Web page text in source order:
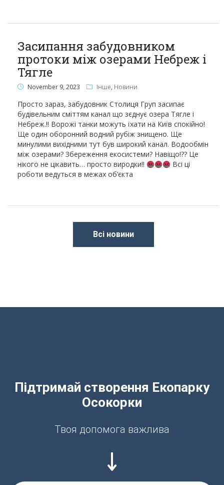
Засипання забудовником
протоки між озерами Небреж і
Тягле
November 9, 2023 Інше, Новини
Просто зараз, забудовник Столиця Груп засипає
будівельним сміттям канал що зєднує озера Тягле і
Небреж.!! Ворожі танки можуть їхати на Київ спокійно!
Ще один оборонний водний рубіж знищено. Ще
минулими вихідними тут був широкий канал. Водообмін
між озерами? Збереження екосистеми? Навіщо!?? Це
нікого не цікавить… просто виродки!!
Всі ці
роботи ведуться в межах об’єкта
Всі новини
Підтримай створення Екопарку
Осокорки
Твоя допомога важлива